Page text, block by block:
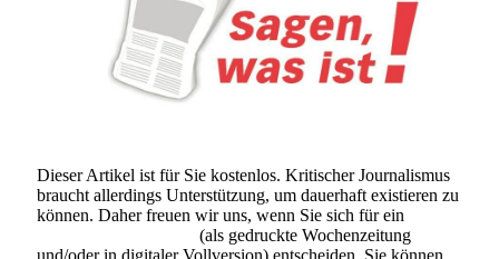
Dieser Artikel ist für Sie kostenlos. Kritischer Journalismus
braucht allerdings Unterstützung, um dauerhaft existieren zu
können. Daher freuen wir uns, wenn Sie sich für ein
(als gedruckte Wochenzeitung